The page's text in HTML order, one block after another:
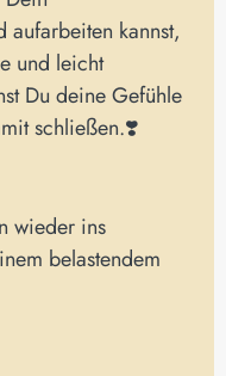
aufarbeiten kannst,
und leicht
Du deine Gefühle
schließen.❣️
wieder ins
belastendem